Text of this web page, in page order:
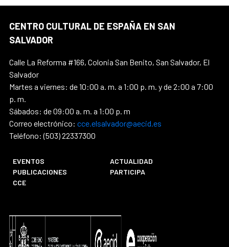
CENTRO CULTURAL DE ESPAÑA EN SAN
SALVADOR
Calle La Reforma #166, Colonia San Benito, San Salvador, El
Salvador
Martes a viernes: de 10:00 a. m. a 1:00 p. m. y de 2:00 a 7:00
p. m.
Sábados: de 09:00 a. m. a 1:00 p. m
Correo electrónico: cce.elsalvador@aecid.es
Teléfono: (503) 22337300
EVENTOS
ACTUALIDAD
PUBLICACIONES
PARTICIPA
CCE